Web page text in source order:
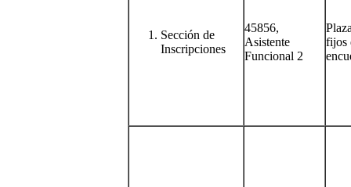
Sección de
Inscripciones
45856,
Asistente
Funcional 2
fijos